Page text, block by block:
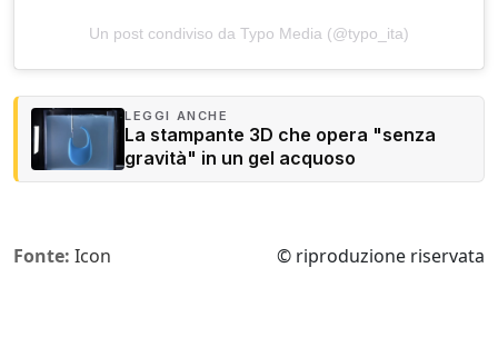
Un post condiviso da Typo Media (@typo_ita)
LEGGI ANCHE
La stampante 3D che opera "senza
gravità" in un gel acquoso
Fonte: Icon © riproduzione riservata